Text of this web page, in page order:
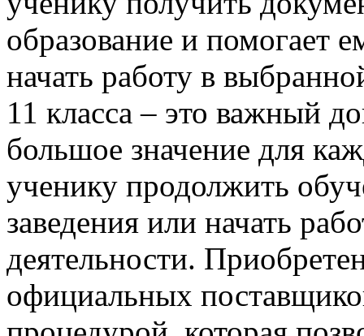
образование и помогает
начать работу в
11 класса – это важный
большое значение для
ученику продолжить
заведения или начать
деятельности.
официальных